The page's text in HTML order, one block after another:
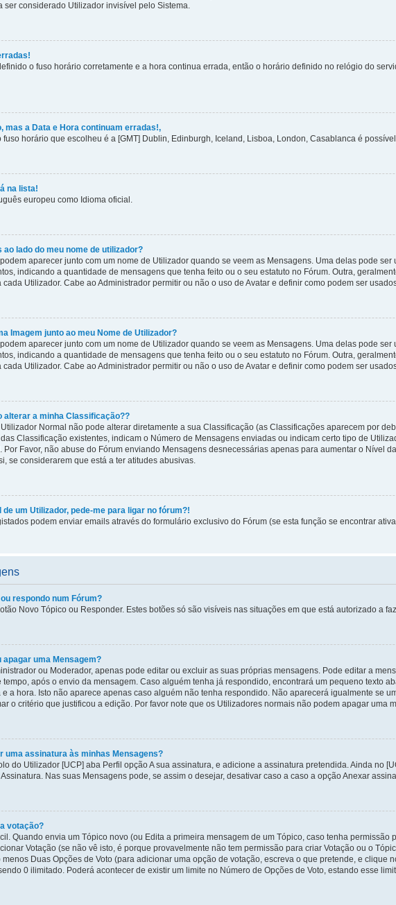
ser considerado Utilizador invisível pelo Sistema.
o fuso horário corretamente e a hora continua errada, então o horário definido no relógio do
mas a Data e Hora continuam erradas!,
fuso horário que escolheu é a [GMT] Dublin, Edinburgh, Iceland, Lisboa, London, Casablanca é
na lista!
europeu como Idioma oficial.
ao lado do meu nome de utilizador?
aparecer junto com um nome de Utilizador quando se veem as Mensagens. Uma delas pode
indicando a quantidade de mensagens que tenha feito ou o seu estatuto no Fórum. Outra,
Utilizador. Cabe ao Administrador permitir ou não o uso de Avatar e definir como podem ser
Imagem junto ao meu Nome de Utilizador?
aparecer junto com um nome de Utilizador quando se veem as Mensagens. Uma delas pode
indicando a quantidade de mensagens que tenha feito ou o seu estatuto no Fórum. Outra,
Utilizador. Cabe ao Administrador permitir ou não o uso de Avatar e definir como podem ser
alterar a minha Classificação??
Normal não pode alterar diretamente a sua Classificação (as Classificações aparecem por
Classificação existentes, indicam o Número de Mensagens enviadas ou indicam certo tipo de
Por Favor, não abuse do Fórum enviando Mensagens desnecessárias apenas para aumentar o Nível
se considerarem que está a ter atitudes abusivas.
de um Utilizador, pede-me para ligar no fórum?!
podem enviar emails através do formulário exclusivo do Fórum (se esta função se encontrar
respondo num Fórum?
Novo Tópico ou Responder. Estes botões só são visíveis nas situações em que está autorizado a
uma Mensagem?
ou Moderador, apenas pode editar ou excluir as suas próprias mensagens. Pode editar a
após o envio da mensagem. Caso alguém tenha já respondido, encontrará um pequeno texto
a hora. Isto não aparece apenas caso alguém não tenha respondido. Não aparecerá igualmente se
o critério que justificou a edição. Por favor note que os Utilizadores normais não podem apagar uma
uma assinatura às minhas Mensagens?
do Utilizador [UCP] aba Perfil opção A sua assinatura, e adicione a assinatura pretendida. Ainda no
Nas suas Mensagens pode, se assim o desejar, desativar caso a caso a opção Anexar
votação?
Quando envia um Tópico novo (ou Edita a primeira mensagem de um Tópico, caso tenha
Votação (se não vê isto, é porque provavelmente não tem permissão para criar Votação ou o
Duas Opções de Voto (para adicionar uma opção de votação, escreva o que pretende, e clique
0 ilimitado. Poderá acontecer de existir um limite no Número de Opções de Voto, estando esse